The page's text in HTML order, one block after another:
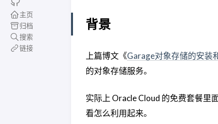
主页
归档
搜索
链接
背景
上篇博文《Garage对象存储的安装
的对象存储服务。
实际上 Oracle Cloud 的免费套餐里
看怎么利用起来。